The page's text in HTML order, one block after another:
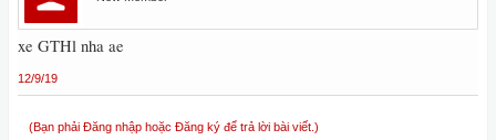
xe GTHl nha ae
12/9/19
(Bạn phải Đăng nhập hoặc Đăng ký để trả lời bài viết.)